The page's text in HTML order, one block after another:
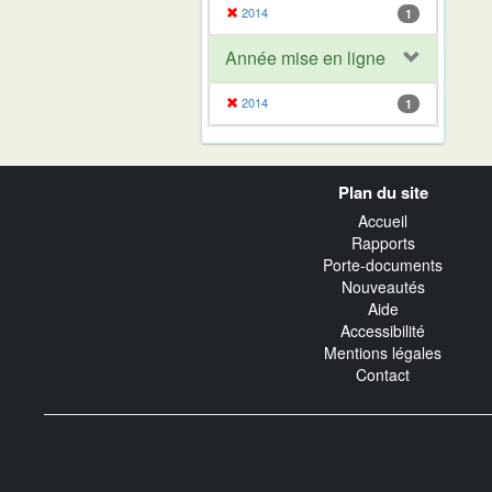
2014 1
Année mise en ligne
2014 1
Plan du site
Accueil
Rapports
Porte-documents
Nouveautés
Aide
Accessibilité
Mentions légales
Contact